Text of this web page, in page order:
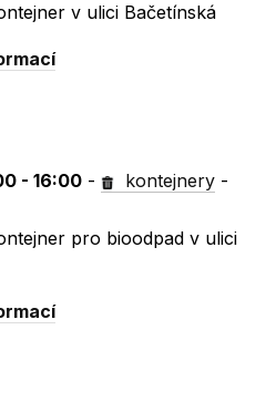
v ulici Bačetínská
- 16:00 - kontejnery -
pro bioodpad v ulici